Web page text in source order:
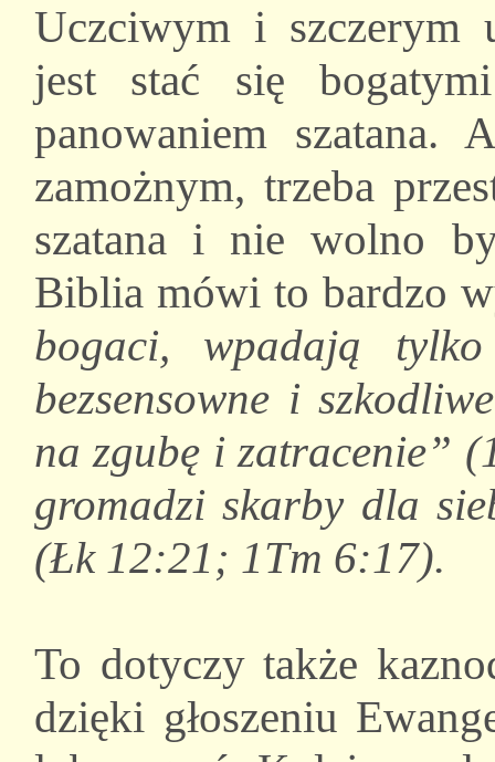
Uczciwym i szczerym
jest stać się
panowaniem
zamożnym, trzeba
szatana i nie wolno
Biblia mówi to bardzo
bogaci, wpadają
bezsensowne i
na zgubę i zatracenie”
gromadzi skarby dla
(Łk 12:21; 1Tm 6:17).
To dotyczy także
dzięki głoszeniu